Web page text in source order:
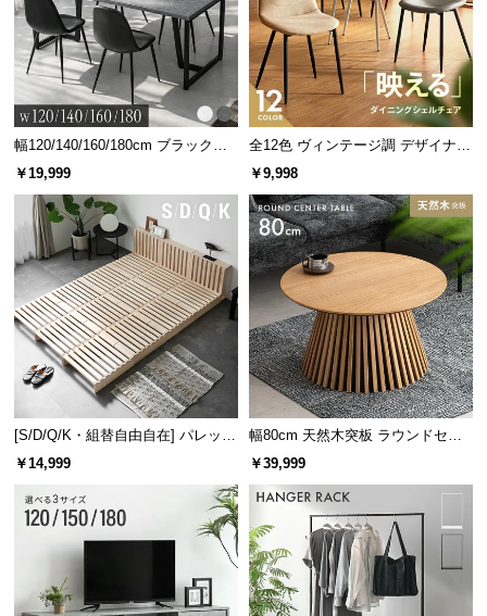
情
報
デンマーク家具シリーズのラインナッ
プ
幅118cm
デンマー
ク デザイ
ン テレビ
ボード
¥19,99
8
幅110cm
デンマー
クデザイ
ン ワーク
デスク
¥14,99
9
幅120cm
デンマー
ク デザイ
ン ワーク
デスク
¥19,99
8
幅130cm
デンマー
ク デザイ
ン ワーク
デスク
¥17,99
9
幅65cm
デンマー
ク デザイ
ン ワーク
¥10,99
8
[クイー
ン] デン
マークデ
ッドフレ
ーム 木目
¥29,99
9
幅99cm
デンマー
¥26,99
幅147cm
デンマー
ク デザイ
チェスト
¥26,99
幅99cm
デンマー
ク デザイ
チェスト
¥19,99
9
幅120/140/160/180cm ブラックフ
レーム ダイニング 大理石調 4人掛
￥19,999
全12色 ヴィンテージ調 デザイナー
ズシェルチェア
￥9,998
[S/D/Q/K・組替自由自在] パレット
ベッド 8/12/16枚セット
￥14,999
幅80cm 天然木突板 ラウンドセン
ターテーブル 美しい格子デザイン
￥39,999